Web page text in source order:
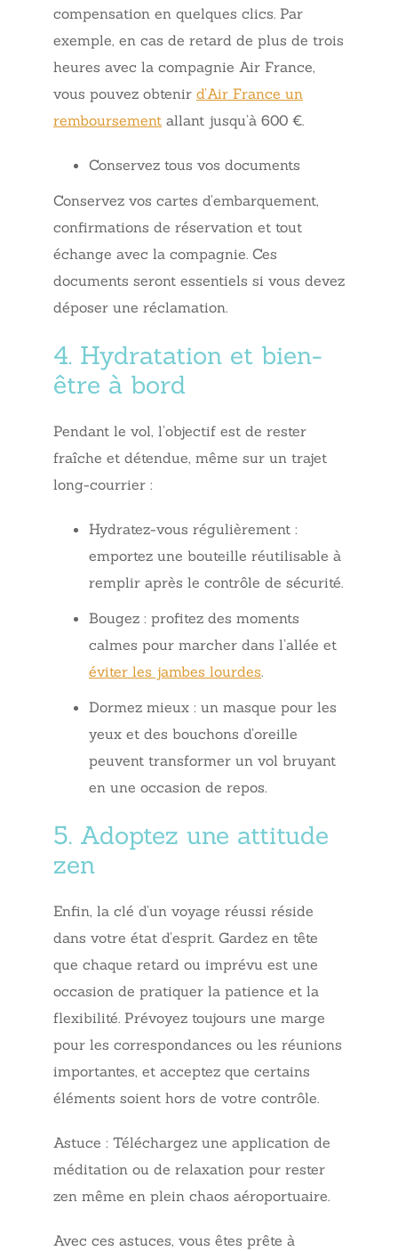
compensation en quelques clics. Par
exemple, en cas de retard de plus de trois
heures avec la compagnie Air France,
vous pouvez obtenir d’Air France un
remboursement allant jusqu’à 600 €.
Conservez tous vos documents
Conservez vos cartes d’embarquement,
confirmations de réservation et tout
échange avec la compagnie. Ces
documents seront essentiels si vous devez
déposer une réclamation.
4. Hydratation et bien-
être à bord
Pendant le vol, l’objectif est de rester
fraîche et détendue, même sur un trajet
long-courrier :
Hydratez-vous régulièrement :
emportez une bouteille réutilisable à
remplir après le contrôle de sécurité.
Bougez : profitez des moments
calmes pour marcher dans l’allée et
éviter les jambes lourdes.
Dormez mieux : un masque pour les
yeux et des bouchons d’oreille
peuvent transformer un vol bruyant
en une occasion de repos.
5. Adoptez une attitude
zen
Enfin, la clé d’un voyage réussi réside
dans votre état d’esprit. Gardez en tête
que chaque retard ou imprévu est une
occasion de pratiquer la patience et la
flexibilité. Prévoyez toujours une marge
pour les correspondances ou les réunions
importantes, et acceptez que certains
éléments soient hors de votre contrôle.
Astuce : Téléchargez une application de
méditation ou de relaxation pour rester
zen même en plein chaos aéroportuaire.
Avec ces astuces, vous êtes prête à